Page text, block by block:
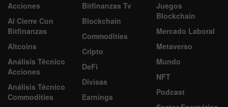
Acciones
Al Cierre Con
Bitfinanzas
Altcoins
Análisis Técnico
Acciones
Análisis Técnico
Commodities
Bitfinanzas Tv
Blockchain
Commodities
Cripto
DeFi
Divisas
Earnings
Juegos
Blockchain
Mercado Laboral
Metaverso
Mundo
NFT
Podcast